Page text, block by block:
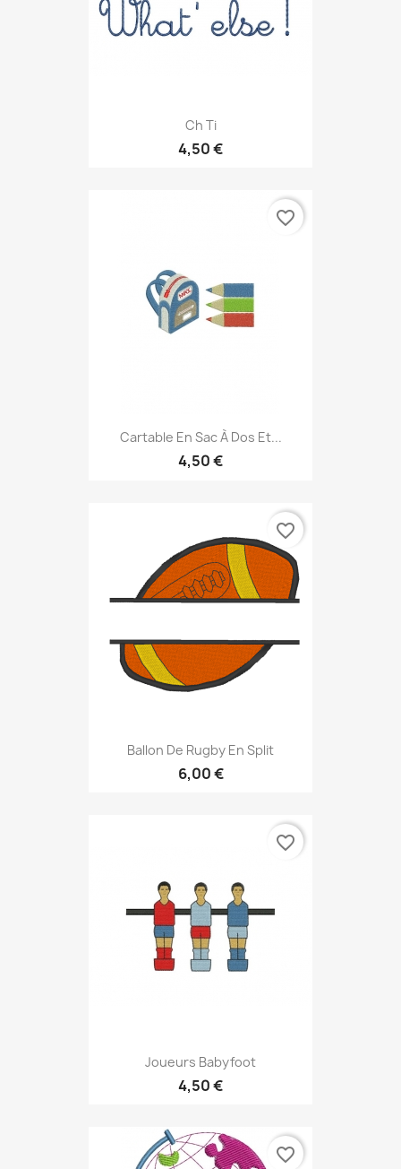
Ch Ti
4,50 €
Cartable En Sac À Dos Et...
4,50 €
favorite_border
Ballon De Rugby En Split
6,00 €
favorite_border
Joueurs Babyfoot
4,50 €
favorite_border
favorite_border